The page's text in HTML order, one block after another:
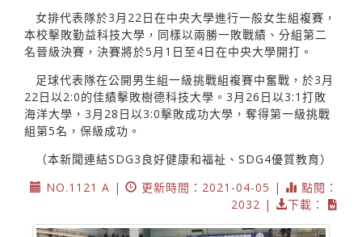
女排代表隊於3月22日在中央大學進行一般女生組複賽，
本校擊敗勤益科技大學，同樣以兩勝一敗戰績、分組第二
名晉級決賽，決賽將於5月1日至4日在中央大學開打。
足球代表隊在公開男生組一級挑戰組複賽中奮戰，於3月
22日以2:0的佳績擊敗樹德科技大學。3月26日以3:1打敗
海洋大學，3月28日以3:0擊敗成功大學，奪得第一級挑戰
組第5名，保級成功。
（本新聞連結SDG3良好健康和福祉、SDG4優質教育）
NO.1121 A |
更新時間：2021-04-05 |
點閱：
2032 |
下載：